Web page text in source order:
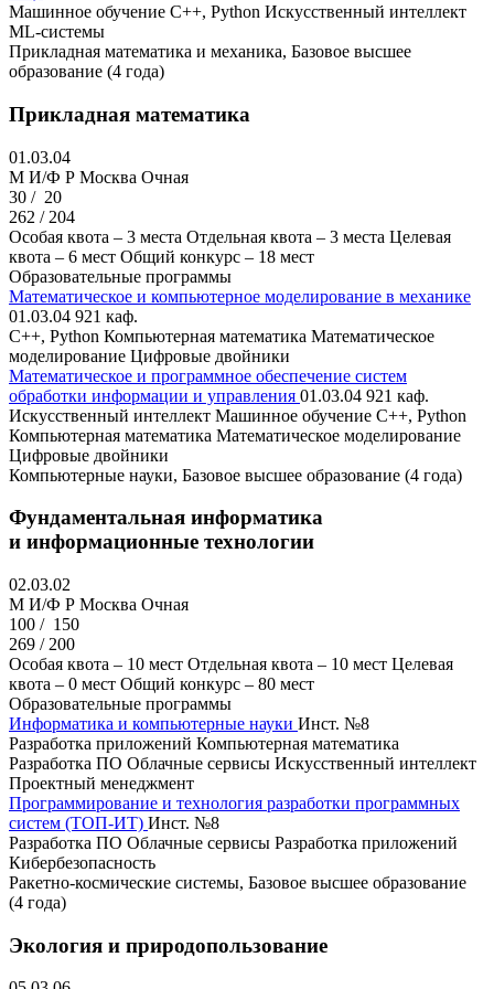
Машинное обучение C++, Python Искусственный интеллект
ML-системы
Прикладная математика и механика, Базовое высшее
образование (4 года)
Прикладная математика
01.03.04
M И/Ф Р Москва Очная
30 / 20
262 / 204
Особая квота – 3 места Отдельная квота – 3 места Целевая
квота – 6 мест Общий конкурс – 18 мест
Образовательные программы
Математическое и компьютерное моделирование в механике
01.03.04 921 каф.
С++, Python Компьютерная математика Математическое
моделирование Цифровые двойники
Математическое и программное обеспечение систем
обработки информации и управления 01.03.04 921 каф.
Искусственный интеллект Машинное обучение C++, Python
Компьютерная математика Математическое моделирование
Цифровые двойники
Компьютерные науки, Базовое высшее образование (4 года)
Фундаментальная информатика
и информационные технологии
02.03.02
M И/Ф Р Москва Очная
100 / 150
269 / 200
Особая квота – 10 мест Отдельная квота – 10 мест Целевая
квота – 0 мест Общий конкурс – 80 мест
Образовательные программы
Информатика и компьютерные науки Инст. №8
Разработка приложений Компьютерная математика
Разработка ПО Облачные сервисы Искусственный интеллект
Проектный менеджмент
Программирование и технология разработки программных
систем (ТОП-ИТ) Инст. №8
Разработка ПО Облачные сервисы Разработка приложений
Кибербезопасность
Ракетно-космические системы, Базовое высшее образование
(4 года)
Экология и природопользование